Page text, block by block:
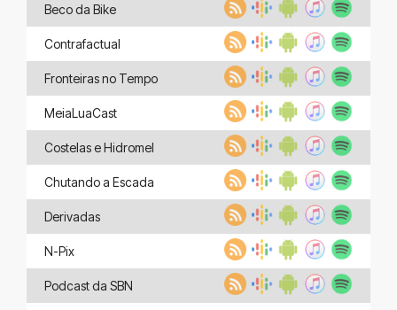
Beco da Bike
Contrafactual
Fronteiras no Tempo
MeiaLuaCast
Costelas e Hidromel
Chutando a Escada
Derivadas
N-Pix
Podcast da SBN